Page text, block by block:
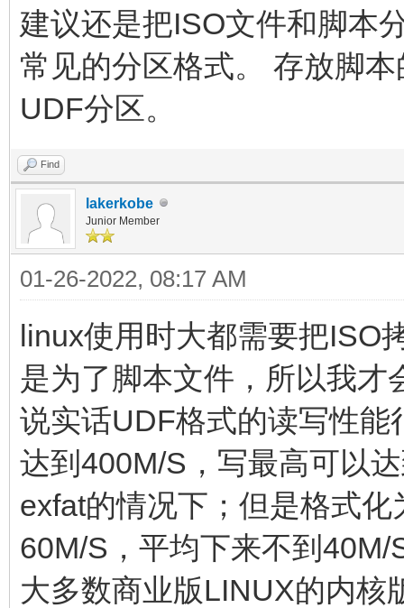
建议还是把ISO文件和脚本
常见的分区格式。 存放脚
UDF分区。
Find
lakerkobe
Junior Member
01-26-2022, 08:17 AM
linux使用时大都需要把ISO
是为了脚本文件，所以我才
说实话UDF格式的读写性
达到400M/S，写最高可以
exfat的情况下；但是格式
60M/S，平均下来不到40M/
大多数商业版LINUX的内核